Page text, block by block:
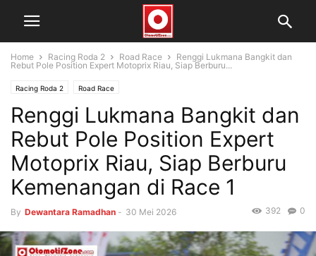
Home Racing Roda 2 Road Race
Renggi Lukmana Bangkit dan
Rebut Pole Position Expert Motoprix Riau, Siap Berburu...
Racing Roda 2 Road Race
Renggi Lukmana Bangkit dan
Rebut Pole Position Expert
Motoprix Riau, Siap Berburu
Kemenangan di Race 1
By Dewantara Ramadhan - 30 Mei 2026 0
392